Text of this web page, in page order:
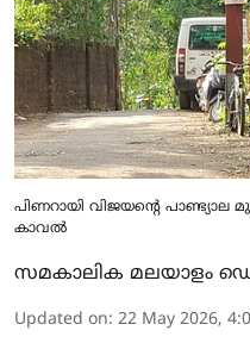
പിണറായി വിജയന്റെ പാണ്ട്യാല
കാവല്‍
സമകാലിക മലയാളം
Updated on: 22 May 2026,